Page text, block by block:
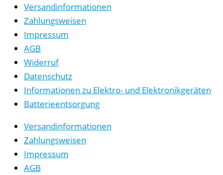
Versandinformationen
Zahlungsweisen
Impressum
AGB
Widerruf
Datenschutz
Informationen zu Elektro- und Elektronikgeräten
Batterieentsorgung
Versandinformationen
Zahlungsweisen
Impressum
AGB